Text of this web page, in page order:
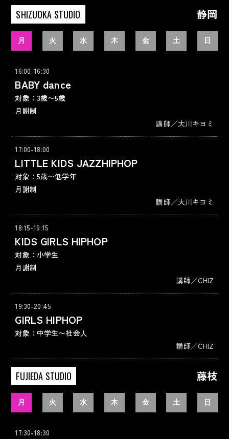
SHIZUOKA STUDIO 静岡
月 火 水 木 金 土 日
16:00-16:30
BABY dance
対象：3歳〜5歳
月謝制
講師／大川キヨミ
17:00-18:00
LITTLE KIDS JAZZHIPHOP
対象：5歳〜低学年
月謝制
講師／大川キヨミ
18:15-19:15
KIDS GIRLS HIPHOP
対象：小学生
月謝制
講師／CHIZ
19:30-20:45
GIRLS HIPHOP
対象：中学生〜社会人
講師／CHIZ
FUJIEDA STUDIO 藤枝
月 火 水 木 金 土 日
17:30-18:30